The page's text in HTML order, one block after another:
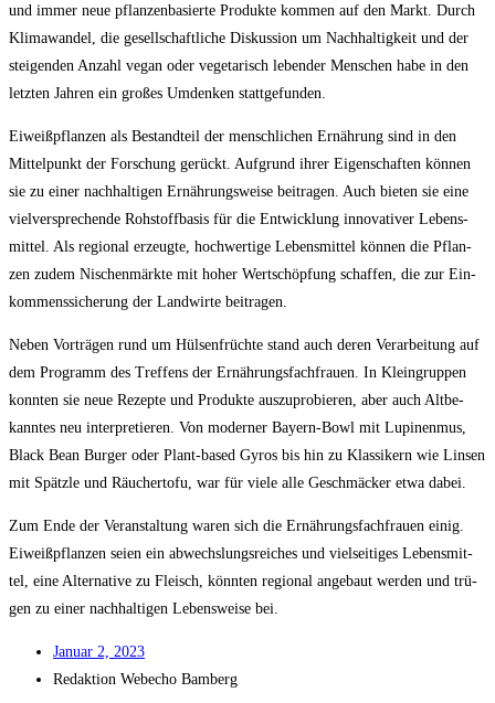
und immer neue pflan­zen­ba­sier­te Pro­duk­te kom­men auf den Markt. Durch
Kli­ma­wan­del, die gesell­schaft­li­che Dis­kus­si­on um Nach­hal­tig­keit und der
stei­gen­den Anzahl vegan oder vege­ta­risch leben­der Men­schen habe in den
letz­ten Jah­ren ein gro­ßes Umden­ken stattgefunden.
Eiweiß­pflan­zen als Bestand­teil der mensch­li­chen Ernäh­rung sind in den
Mit­tel­punkt der For­schung gerückt. Auf­grund ihrer Eigen­schaf­ten kön­nen
sie zu einer nach­hal­ti­gen Ernäh­rungs­wei­se bei­tra­gen. Auch bie­ten sie eine
viel­ver­spre­chen­de Roh­stoff­ba­sis für die Ent­wick­lung inno­va­ti­ver Lebens­
mit­tel. Als regio­nal erzeug­te, hoch­wer­ti­ge Lebens­mit­tel kön­nen die Pflan­
zen zudem Nischen­märk­te mit hoher Wert­schöp­fung schaf­fen, die zur Ein­
kom­mens­si­che­rung der Land­wir­te beitragen.
Neben Vor­trä­gen rund um Hül­sen­früch­te stand auch deren Ver­ar­bei­tung auf
dem Pro­gramm des Tref­fens der Ernäh­rungs­fach­frau­en. In Klein­grup­pen
konn­ten sie neue Rezep­te und Pro­duk­te aus­zu­pro­bie­ren, aber auch Alt­be­
kann­tes neu inter­pre­tie­ren. Von moder­ner Bay­ern-Bowl mit Lupi­nen­mus,
Black Bean Bur­ger oder Plant-based Gyros bis hin zu Klas­si­kern wie Lin­sen
mit Spätz­le und Räu­cher­to­fu, war für vie­le alle Geschmä­cker etwa dabei.
Zum Ende der Ver­an­stal­tung waren sich die Ernäh­rungs­fach­frau­en einig.
Eiweiß­pflan­zen sei­en ein abwechs­lungs­rei­ches und viel­sei­ti­ges Lebens­mit­
tel, eine Alter­na­ti­ve zu Fleisch, könn­ten regio­nal ange­baut wer­den und trü­
gen zu einer nach­hal­ti­gen Lebens­wei­se bei.
Janu­ar 2, 2023
Redak­ti­on Web­echo Bamberg